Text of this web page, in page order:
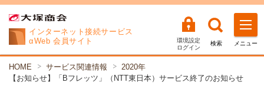
インターネット接続サービス
αWeb 会員サイト
環境設定
ログイン
検索 メニュー
HOME サービス関連情報
2020年
【お知らせ】「Bフレッツ」（NTT東日本）サービス終了のお知らせ